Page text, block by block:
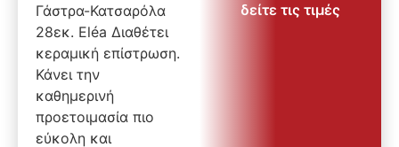
Γάστρα-Κατσαρόλα
28εκ. Eléa Διαθέτει
κεραμική επίστρωση.
Κάνει την
καθημερινή
προετοιμασία πιο
εύκολη και
δείτε τις τιμές